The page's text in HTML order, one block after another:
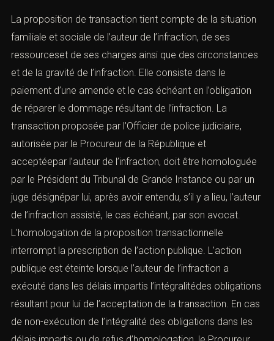
La proposition de transaction tient compte de la situation
familiale et sociale de l’auteur de l’infraction, de ses
ressourceset de ses charges ainsi que des circonstances
et de la gravité de l’infraction. Elle consiste dans le
paiement d’une amende et le cas échéant en l’obligation
de réparer le dommage résultant de l’infraction. La
transaction proposée par l’Officier de police judiciaire,
autorisée par le Procureur de la République et
acceptéepar l’auteur de l’infraction, doit être homologuée
par le Président du Tribunal de Grande Instance ou par un
juge désignépar lui, après avoir entendu, s’il y a lieu, l’auteur
de l’infraction assisté, le cas échéant, par son avocat.
L’homologation de la proposition transactionnelle
interrompt la prescription de l’action publique. L’action
publique est éteinte lorsque l’auteur de l’infraction a
exécuté dans les délais impartis l’intégralitédes obligations
résultant pour lui de l’acceptation de la transaction. En cas
de non-exécution de l’intégralité des obligations dans les